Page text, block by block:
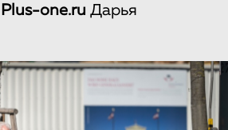
Plus-one.ru Дарья